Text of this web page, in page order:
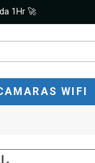
1Hr 🚀
WIFI